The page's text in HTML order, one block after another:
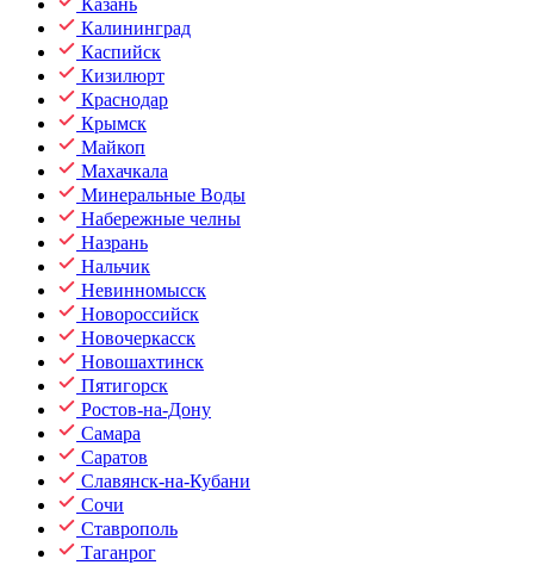
Казань
Калининград
Каспийск
Кизилюрт
Краснодар
Крымск
Майкоп
Махачкала
Минеральные Воды
Набережные челны
Назрань
Нальчик
Невинномысск
Новороссийск
Новочеркасск
Новошахтинск
Пятигорск
Ростов-на-Дону
Самара
Саратов
Славянск-на-Кубани
Сочи
Ставрополь
Таганрог